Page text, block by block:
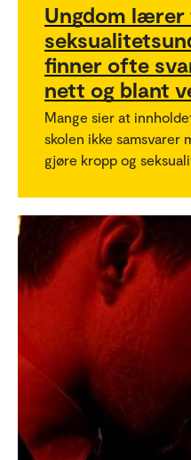
Ungdom
finner ofte
nett og blant
Mange sier at
skolen ikke samsvarer
gjøre kropp og